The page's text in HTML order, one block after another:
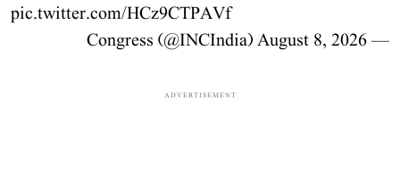
pic.twitter.com/HCz9CTPAVf
— Congress (@INCIndia)
August 8, 2026
ADVERTISEMENT